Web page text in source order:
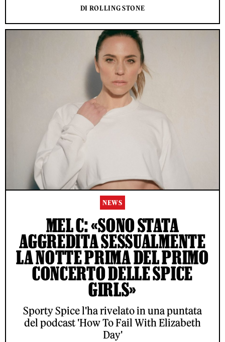
DI ROLLING STONE
NEWS
MEL C: «SONO STATA
AGGREDITA SESSUALMENTE
LA NOTTE PRIMA DEL PRIMO
CONCERTO DELLE SPICE
GIRLS»
Sporty Spice l'ha rivelato in una puntata
del podcast 'How To Fail With Elizabeth
Day'